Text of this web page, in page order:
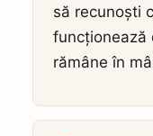
să recunoști
funcționează
rămâne în